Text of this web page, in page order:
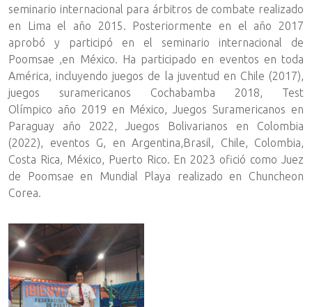
seminario internacional para árbitros de combate realizado
en Lima el año 2015. Posteriormente en el año 2017
aprobó y participó en el seminario internacional de
Poomsae ,en México. Ha participado en eventos en toda
América, incluyendo juegos de la juventud en Chile (2017),
juegos suramericanos Cochabamba 2018, Test
Olímpico año 2019 en México, Juegos Suramericanos en
Paraguay año 2022, Juegos Bolivarianos en Colombia
(2022), eventos G, en Argentina,Brasil, Chile, Colombia,
Costa Rica, México, Puerto Rico. En 2023 ofició como Juez
de Poomsae en Mundial Playa realizado en Chuncheon
Corea.